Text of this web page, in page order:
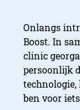
Onlangs
Boost. In
clinic
persoonlijk
ben voor